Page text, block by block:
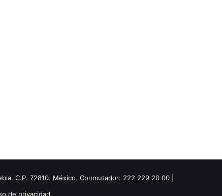
C.P. 72810. México. Conmutador: 222 229 20 00 |
de privacidad